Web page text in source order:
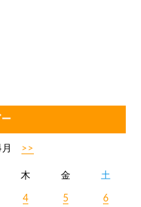
>>
木 金 土
4 5 6